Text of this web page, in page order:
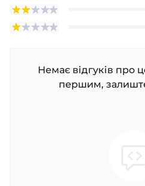
Немає відгуків про
першим, залиште